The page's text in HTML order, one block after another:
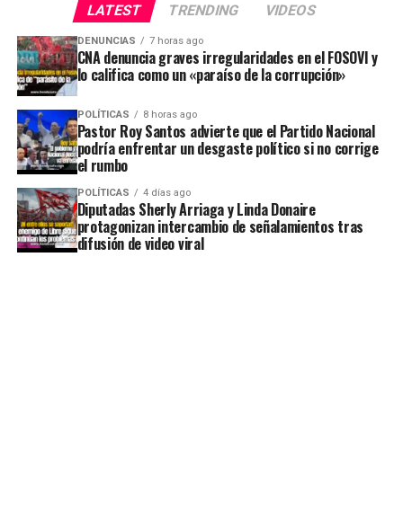
LATEST TRENDING VIDEOS
DENUNCIAS 7 horas ago
CNA denuncia graves irregularidades en el FOSOVI y
lo califica como un «paraíso de la corrupción»
POLÍTICAS 8 horas ago
Pastor Roy Santos advierte que el Partido Nacional
podría enfrentar un desgaste político si no corrige
el rumbo
POLÍTICAS 4 días ago
Diputadas Sherly Arriaga y Linda Donaire
protagonizan intercambio de señalamientos tras
difusión de video viral